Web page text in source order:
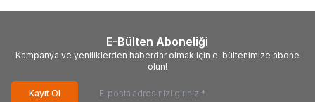
E-Bülten Aboneliği
Kampanya ve yeniliklerden haberdar olmak için e-bültenimize abone
olun!
Kayıt Ol